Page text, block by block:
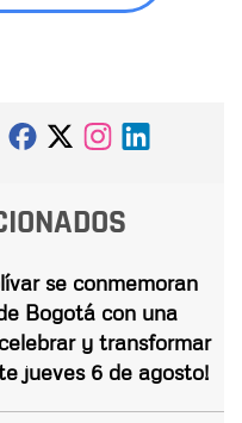
se conmemoran
Bogotá con una
y transformar
jueves 6 de agosto!